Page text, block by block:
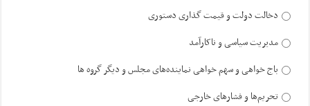
دخالت دولت و قیمت گذاری دستوری
مدیریت سیاسی و ناکارآمد
باج خواهی و سهم خواهی نماینده‌های مجلس و دیگر گروه ها
تحریم‌ها و فشارهای خارجی